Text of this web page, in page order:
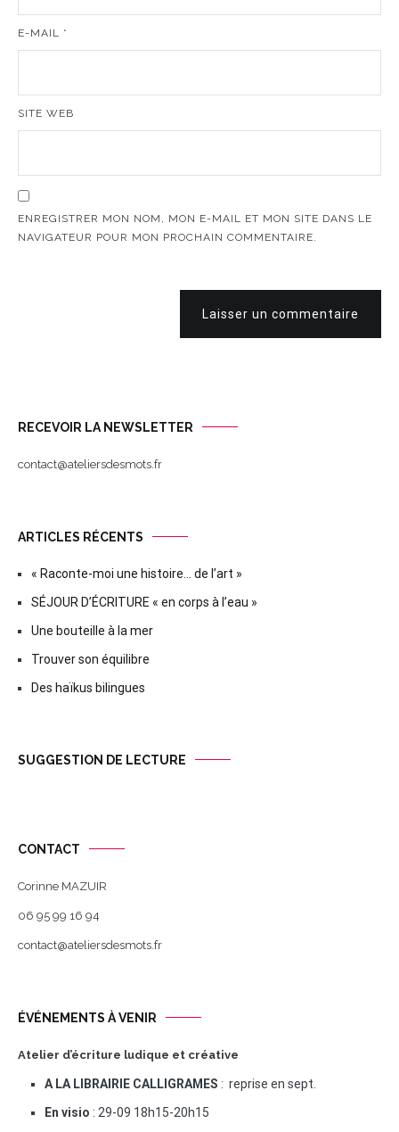
E-MAIL *
SITE WEB
ENREGISTRER MON NOM, MON E-MAIL ET MON SITE DANS LE
NAVIGATEUR POUR MON PROCHAIN COMMENTAIRE.
Laisser un commentaire
RECEVOIR LA NEWSLETTER
contact@ateliersdesmots.fr
ARTICLES RÉCENTS
« Raconte-moi une histoire… de l’art »
SÉJOUR D’ÉCRITURE « en corps à l’eau »
Une bouteille à la mer
Trouver son équilibre
Des haïkus bilingues
SUGGESTION DE LECTURE
CONTACT
Corinne MAZUIR
06 95 99 16 94
contact@ateliersdesmots.fr
ÉVÉNEMENTS À VENIR
Atelier d’écriture ludique et créative
A LA LIBRAIRIE CALLIGRAMES : reprise en sept.
En visio : 29-09 18h15-20h15